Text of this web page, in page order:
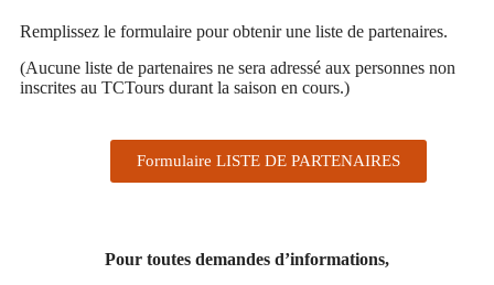
Remplissez le formulaire pour obtenir une liste de partenaires.
(Aucune liste de partenaires ne sera adressé aux personnes non
inscrites au TCTours durant la saison en cours.)
Formulaire LISTE DE PARTENAIRES
Pour toutes demandes d’informations,